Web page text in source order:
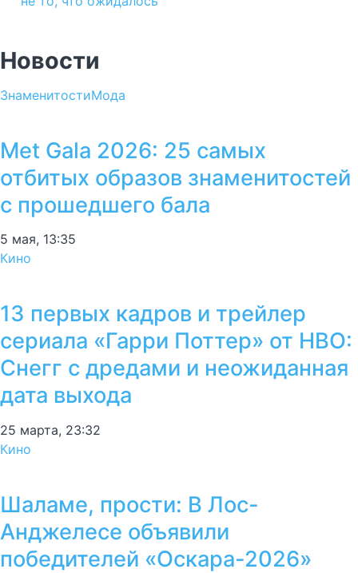
Новости
ЗнаменитостиМода
Met Gala 2026: 25 самых
отбитых образов знаменитостей
с прошедшего бала
5 мая, 13:35
Кино
13 первых кадров и трейлер
сериала «Гарри Поттер» от HBO:
Снегг с дредами и неожиданная
дата выхода
25 марта, 23:32
Кино
Шаламе, прости: В Лос-
Анджелесе объявили
победителей «Оскара-2026»